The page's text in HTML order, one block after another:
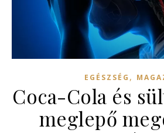
EGÉSZSÉG ,
Coca-Cola és
meglepő